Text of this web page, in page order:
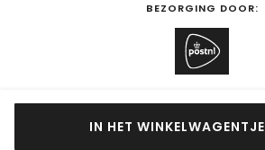
IN HET WINKELWAGENTJE
BEZORGING DOOR: